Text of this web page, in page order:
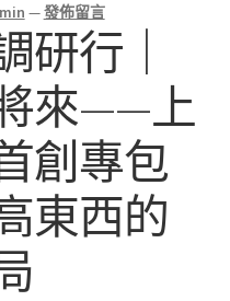
—發佈留言
研行｜
來——上
創專包
東西的